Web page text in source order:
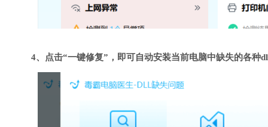
4、点击“一键修复”，即可自动安装当前电脑中缺失的各种